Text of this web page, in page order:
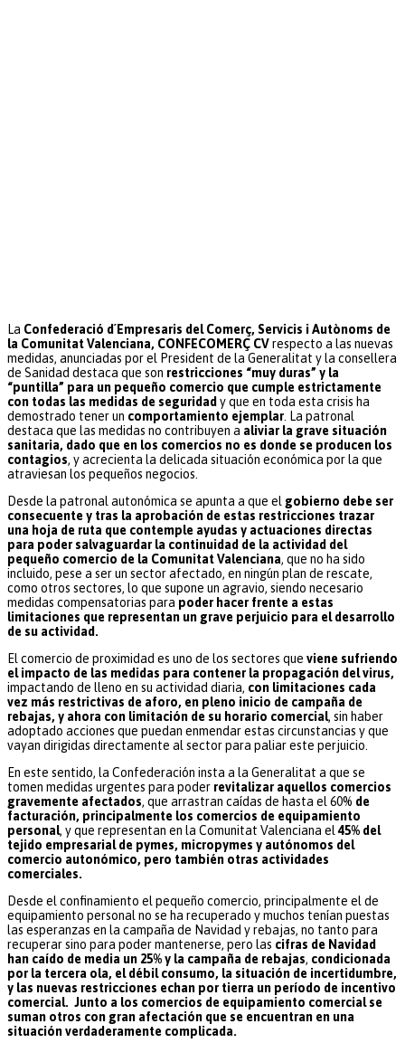
La Confederació d´Empresaris del Comerç, Servicis i Autònoms de
la Comunitat Valenciana, CONFECOMERÇ CVrespecto a las nuevas
medidas, anunciadas por el President de la Generalitat y la consellera
de Sanidad destaca que son restricciones “muy duras” y la
“puntilla” para un pequeño comercio que cumple estrictamente
con todas las medidas de seguridad y que en toda esta crisis ha
demostrado tener un comportamiento ejemplar . La patronal
destaca que las medidas no contribuyen a aliviar la grave situación
sanitaria, dado que en los comercios no es donde se producen los
contagios, y acrecienta la delicada situación económica por la que
atraviesan los pequeños negocios.
Desde la patronal autonómica se apunta a que el gobierno debe ser
consecuente y tras la aprobación de estas restricciones trazar
una hoja de ruta que contemple ayudas y actuaciones directas
para poder salvaguardar la continuidad de la actividad del
pequeño comercio de la Comunitat Valenciana, que no ha sido
incluido, pese a ser un sector afectado, en ningún plan de rescate,
como otros sectores, lo que supone un agravio, siendo necesario
medidas compensatorias para poder hacer frente a estas
limitaciones que representan un grave perjuicio para el desarrollo
de su actividad.
El comercio de proximidad es uno de los sectores que viene sufriendo
el impacto de las medidas para contener la propagación del virus,
impactando de lleno en su actividad diaria, con limitaciones cada
vez más restrictivas de aforo, en pleno inicio de campaña de
rebajas, y ahora con limitación de su horario comercial, sin haber
adoptado acciones que puedan enmendar estas circunstancias y que
vayan dirigidas directamente al sector para paliar este perjuicio.
En este sentido, la Confederación insta a la Generalitat a que se
tomen medidas urgentes para poder revitalizar aquellos comercios
gravemente afectados, que arrastran caídas de hasta el 60% de
facturación, principalmente los comercios de equipamiento
personal, y que representan en la Comunitat Valenciana el45% del
tejido empresarial de pymes, micropymes y autónomos del
comercio autonómico, pero también otras actividades
comerciales.
Desde el confinamiento el pequeño comercio, principalmente el de
equipamiento personal no se ha recuperado y muchos tenían puestas
las esperanzas en la campaña de Navidad y rebajas, no tanto para
recuperar sino para poder mantenerse, pero las cifras de Navidad
han caído de media un 25% y la campaña de rebajas, condicionada
por la tercera ola, el débil consumo, la situación de incertidumbre,
y las nuevas restricciones echan por tierra un período de incentivo
comercial. Junto a los comercios de equipamiento comercial se
suman otros con gran afectación que se encuentran en una
situación verdaderamente complicada.